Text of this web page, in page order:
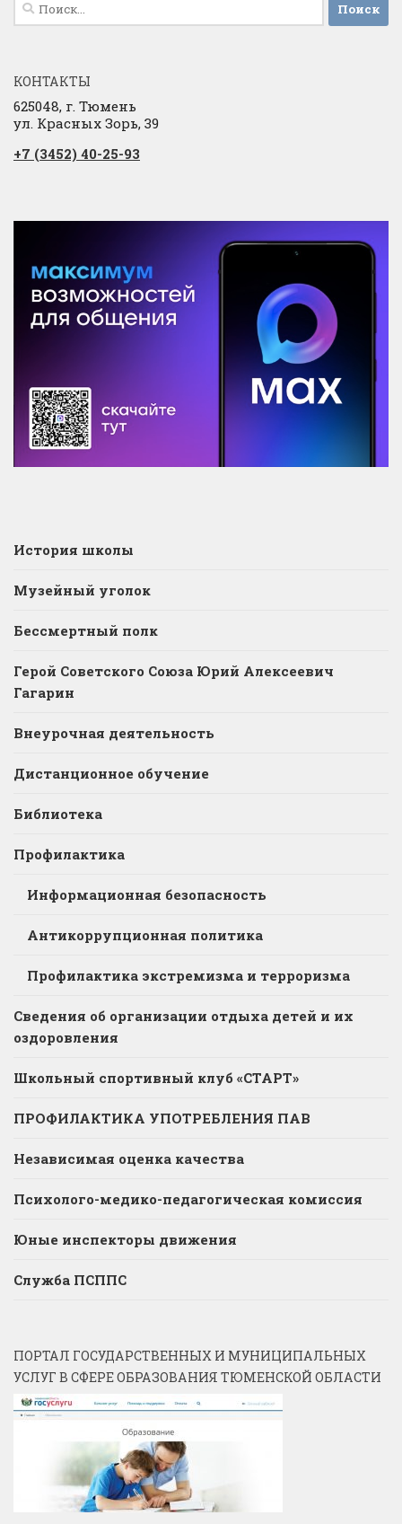
КОНТАКТЫ
625048, г. Тюмень
ул. Красных Зорь, 39
+7 (3452) 40-25-93
История школы
Музейный уголок
Бессмертный полк
Герой Советского Союза Юрий Алексеевич
Гагарин
Внеурочная деятельность
Дистанционное обучение
Библиотека
Профилактика
Информационная безопасность
Антикоррупционная политика
Профилактика экстремизма и терроризма
Сведения об организации отдыха детей и их
оздоровления
Школьный спортивный клуб «СТАРТ»
ПРОФИЛАКТИКА УПОТРЕБЛЕНИЯ ПАВ
Независимая оценка качества
Психолого-медико-педагогическая комиссия
Юные инспекторы движения
Служба ПСППС
ПОРТАЛ ГОСУДАРСТВЕННЫХ И МУНИЦИПАЛЬНЫХ
УСЛУГ В СФЕРЕ ОБРАЗОВАНИЯ ТЮМЕНСКОЙ ОБЛАСТИ